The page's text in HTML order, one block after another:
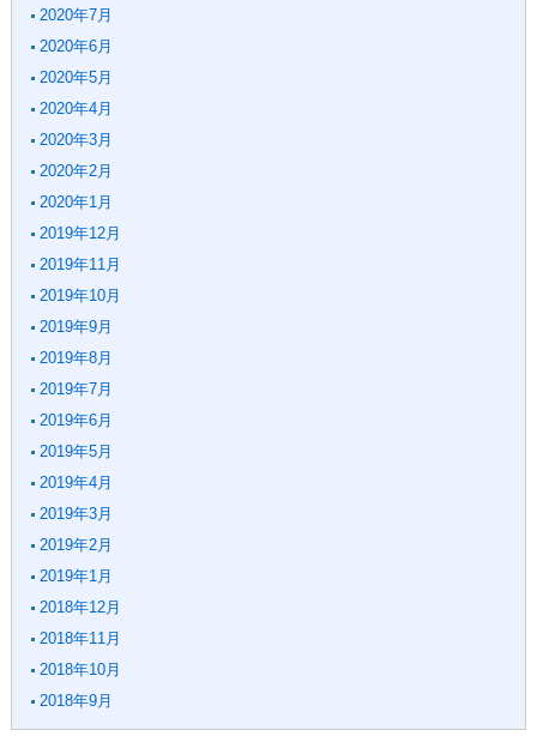
2020年7月
2020年6月
2020年5月
2020年4月
2020年3月
2020年2月
2020年1月
2019年12月
2019年11月
2019年10月
2019年9月
2019年8月
2019年7月
2019年6月
2019年5月
2019年4月
2019年3月
2019年2月
2019年1月
2018年12月
2018年11月
2018年10月
2018年9月